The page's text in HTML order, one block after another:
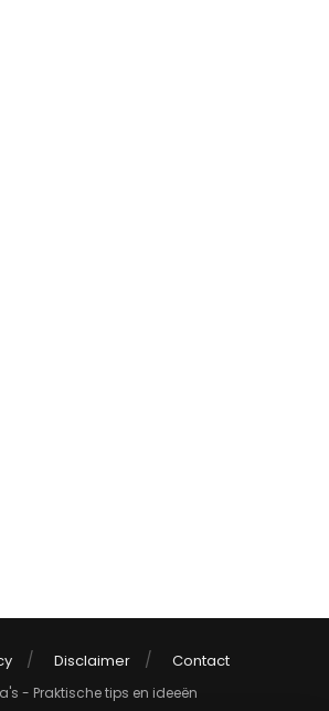
Disclaimer Contact
- Praktische tips en ideeën